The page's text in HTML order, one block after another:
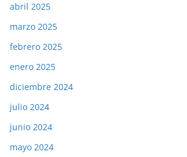
abril 2025
marzo 2025
febrero 2025
enero 2025
diciembre 2024
julio 2024
junio 2024
mayo 2024